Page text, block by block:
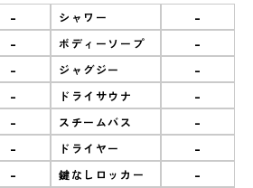
- シャワー -
- ボディーソープ -
- ジャグジー -
- ドライサウナ -
- スチームバス -
- ドライヤー -
- 鍵なしロッカー -